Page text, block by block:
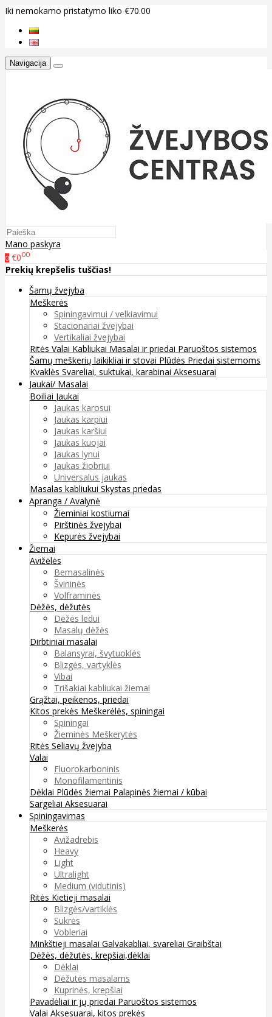
Iki nemokamo pristatymo liko €70.00
Navigacija
Mano paskyra
0 €000
Prekių krepšelis tuščias!
Šamų žvejyba
Meškerės
Spiningavimui / velkiavimui
Stacionariai žvejybai
Vertikaliai žvejybai
Ritės Valai Kabliukai Masalai ir priedai Paruoštos sistemos
Šamų meškerių laikikliai ir stovai Plūdės Priedai sistemoms
Kvaklės Svareliai, suktukai, karabinai Aksesuarai
Jaukai/ Masalai
Boiliai Jaukai
Jaukas karosui
Jaukas karpiui
Jaukas karšiui
Jaukas kuojai
Jaukas lynui
Jaukas žiobriui
Universalus jaukas
Masalas kabliukui Skystas priedas
Apranga / Avalynė
Žieminiai kostiumai
Pirštinės žvejybai
Kepurės žvejybai
Žiemai
Avižėlės
Bemasalinės
Švininės
Volframinės
Dėžės, dėžutės
Dėžės ledui
Masalų dėžės
Dirbtiniai masalai
Balansyrai, švytuoklės
Blizgės, vartyklės
Vibai
Trišakiai kabliukai žiemai
Grąžtai, peikenos, priedai
Kitos prekės Meškerėlės, spiningai
Spiningai
Žieminės Meškerytės
Ritės Seliavų žvejyba
Valai
Fluorokarboninis
Monofilamentinis
Dėklai Plūdės žiemai Palapinės žiemai / kūbai
Sargeliai Aksesuarai
Spiningavimas
Meškerės
Avižadrebis
Heavy
Light
Ultralight
Medium (vidutinis)
Ritės Kietieji masalai
Blizgės/vartiklės
Sukrės
Vobleriai
Minkštieji masalai Galvakabliai, svareliai Graibštai
Dėžės, dėžutės, krepšiai,dėklai
Dėklai
Dėžutės masalams
Kuprinės, krepšiai
Pavadėliai ir jų priedai Paruoštos sistemos
Valai Aksesuarai, kitos prekės